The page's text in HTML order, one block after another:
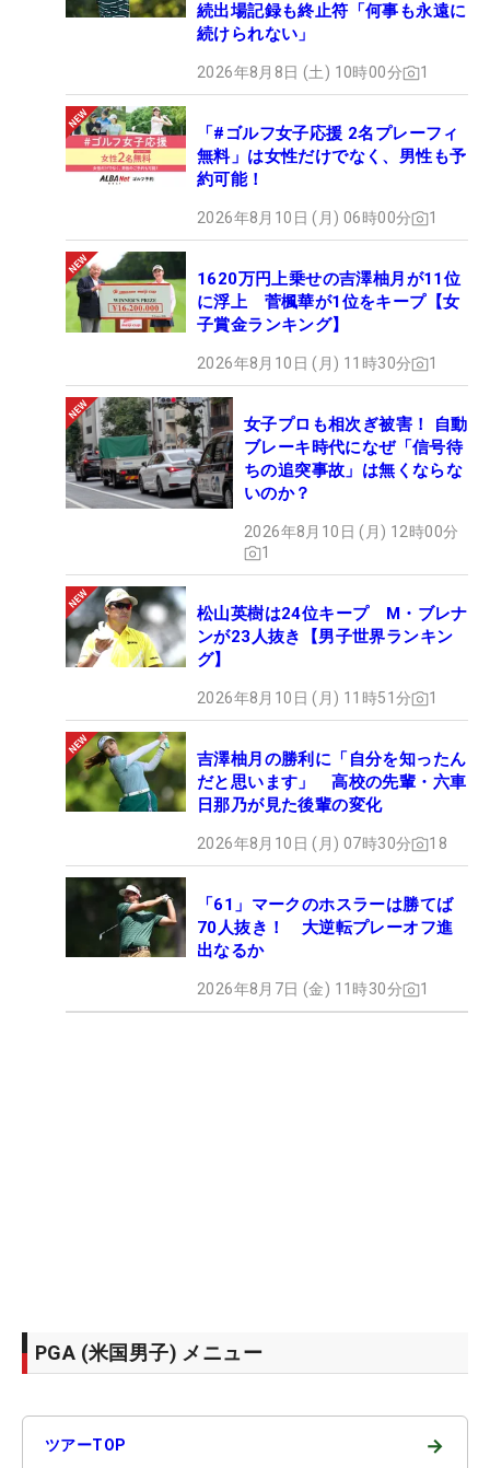
続出場記録も終止符「何事も永遠に
続けられない」
2026年8月8日 (土) 10時00分 1
「#ゴルフ女子応援 2名プレーフィ
無料」は女性だけでなく、男性も予
約可能！
2026年8月10日 (月) 06時00分 1
1620万円上乗せの吉澤柚月が11位
に浮上 菅楓華が1位をキープ【女
子賞金ランキング】
2026年8月10日 (月) 11時30分 1
女子プロも相次ぎ被害！ 自動
ブレーキ時代になぜ「信号待
ちの追突事故」は無くならな
いのか？
2026年8月10日 (月) 12時00分
1
松山英樹は24位キープ M・ブレナ
ンが23人抜き【男子世界ランキン
グ】
2026年8月10日 (月) 11時51分 1
吉澤柚月の勝利に「自分を知ったん
だと思います」 高校の先輩・六車
日那乃が見た後輩の変化
2026年8月10日 (月) 07時30分 18
「61」マークのホスラーは勝てば
70人抜き！ 大逆転プレーオフ進
出なるか
2026年8月7日 (金) 11時30分 1
PGA (米国男子) メニュー
ツアーTOP →